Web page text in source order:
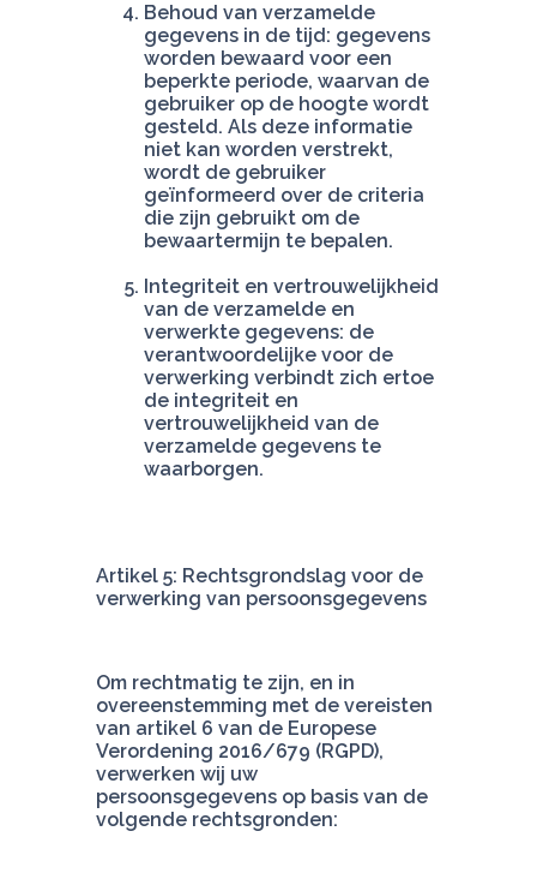
Behoud van verzamelde
gegevens in de tijd: gegevens
worden bewaard voor een
beperkte periode, waarvan de
gebruiker op de hoogte wordt
gesteld. Als deze informatie
niet kan worden verstrekt,
wordt de gebruiker
geïnformeerd over de criteria
die zijn gebruikt om de
bewaartermijn te bepalen.
Integriteit en vertrouwelijkheid
van de verzamelde en
verwerkte gegevens: de
verantwoordelijke voor de
verwerking verbindt zich ertoe
de integriteit en
vertrouwelijkheid van de
verzamelde gegevens te
waarborgen.
Artikel 5: Rechtsgrondslag voor de
verwerking van persoonsgegevens
Om rechtmatig te zijn, en in
overeenstemming met de vereisten
van artikel 6 van de Europese
Verordening 2016/679 (RGPD),
verwerken wij uw
persoonsgegevens op basis van de
volgende rechtsgronden: